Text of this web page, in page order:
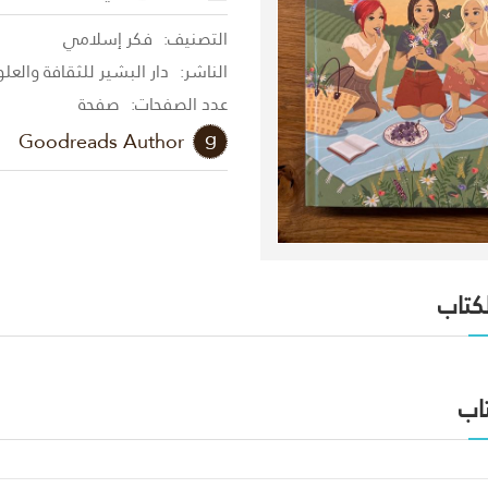
التصنيف: فكر إسلامي
الناشر: دار البشير للثقافة
عدد الصفحات: صفحة
Goodreads Author